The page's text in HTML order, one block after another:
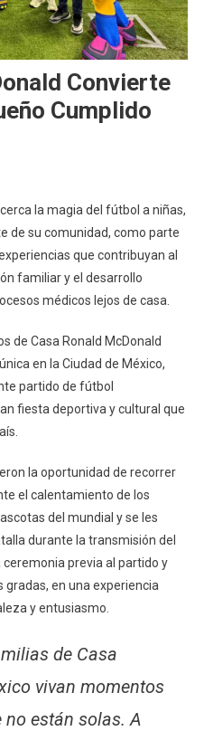
Convierte
Cumplido
la magia del fútbol a niñas,
de su comunidad, como parte
que contribuyan al
familiar y el desarrollo
médicos lejos de casa.
de Casa Ronald McDonald
en la Ciudad de México,
partido de fútbol
fiesta deportiva y cultural que
la oportunidad de recorrer
el calentamiento de los
del mundial y se les
durante la transmisión del
previa al partido y
en una experiencia
y entusiasmo.
de Casa
vivan momentos
no están solas. A